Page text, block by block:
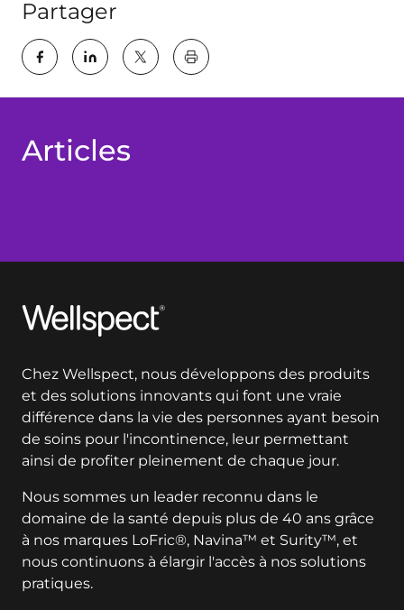
Partager
key:global.print-this-page
Articles
Wellspect
Chez Wellspect, nous développons des produits
et des solutions innovants qui font une vraie
différence dans la vie des personnes ayant besoin
de soins pour l'incontinence, leur permettant
ainsi de profiter pleinement de chaque jour.
Nous sommes un leader reconnu dans le
domaine de la santé depuis plus de 40 ans grâce
à nos marques LoFric®, Navina™ et Surity™, et
nous continuons à élargir l'accès à nos solutions
pratiques.